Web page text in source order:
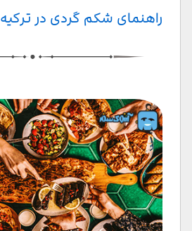
منطقه مرمره
منطقه اژه
منطقه جنوب شرقی
منطقه شرق
منطقه مرکزی
منطقه دریای سیاه
راهنمای شکم گردی در ترکیه